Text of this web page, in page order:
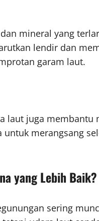
mineral yang
lendir dan
garam laut.
laut juga membantu
merangsang
yang Lebih Baik?
sering